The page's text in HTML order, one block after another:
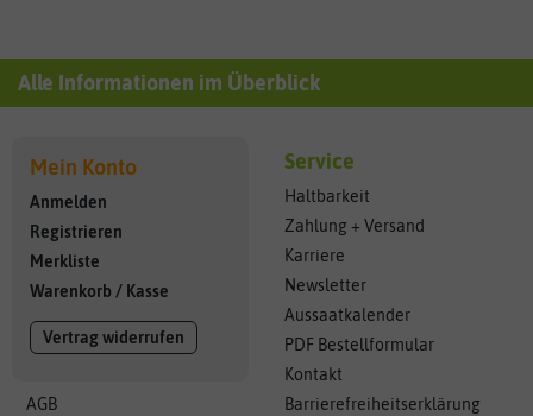
Alle Informationen im Überblick
Mein Konto
Anmelden
Registrieren
Merkliste
Warenkorb / Kasse
Vertrag widerrufen
AGB
Service
Haltbarkeit
Zahlung + Versand
Karriere
Newsletter
Aussaatkalender
PDF Bestellformular
Kontakt
Barrierefreiheitserklärung